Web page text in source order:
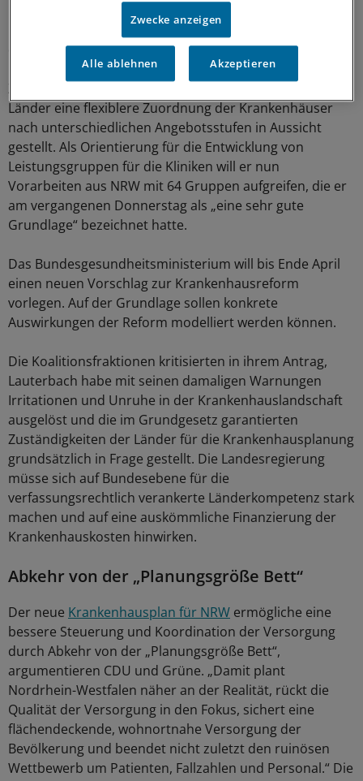
Herausforderungen andere als in Westfalen. „Und da
kann man nicht einfach eine landesweite Schablone
darüber stülpen“, sagte er.
Zuletzt hatte Lauterbach eingelenkt und auf Wunsch der
Länder eine flexiblere Zuordnung der Krankenhäuser
nach unterschiedlichen Angebotsstufen in Aussicht
gestellt. Als Orientierung für die Entwicklung von
Leistungsgruppen für die Kliniken will er nun
Vorarbeiten aus NRW mit 64 Gruppen aufgreifen, die er
am vergangenen Donnerstag als „eine sehr gute
Grundlage“ bezeichnet hatte.
Das Bundesgesundheitsministerium will bis Ende April
einen neuen Vorschlag zur Krankenhausreform
vorlegen. Auf der Grundlage sollen konkrete
Auswirkungen der Reform modelliert werden können.
Die Koalitionsfraktionen kritisierten in ihrem Antrag,
Lauterbach habe mit seinen damaligen Warnungen
Irritationen und Unruhe in der Krankenhauslandschaft
ausgelöst und die im Grundgesetz garantierten
Zuständigkeiten der Länder für die Krankenhausplanung
grundsätzlich in Frage gestellt. Die Landesregierung
müsse sich auf Bundesebene für die
verfassungsrechtlich verankerte Länderkompetenz stark
machen und auf eine auskömmliche Finanzierung der
Krankenhauskosten hinwirken.
Abkehr von der „Planungsgröße Bett“
Der neue Krankenhausplan für NRW ermögliche eine
bessere Steuerung und Koordination der Versorgung
durch Abkehr von der „Planungsgröße Bett“,
argumentieren CDU und Grüne. „Damit plant
Nordrhein-Westfalen näher an der Realität, rückt die
Qualität der Versorgung in den Fokus, sichert eine
flächendeckende, wohnortnahe Versorgung der
Bevölkerung und beendet nicht zuletzt den ruinösen
Wettbewerb um Patienten, Fallzahlen und Personal.“ Die
Zwecke anzeigen
Alle ablehnen Akzeptieren